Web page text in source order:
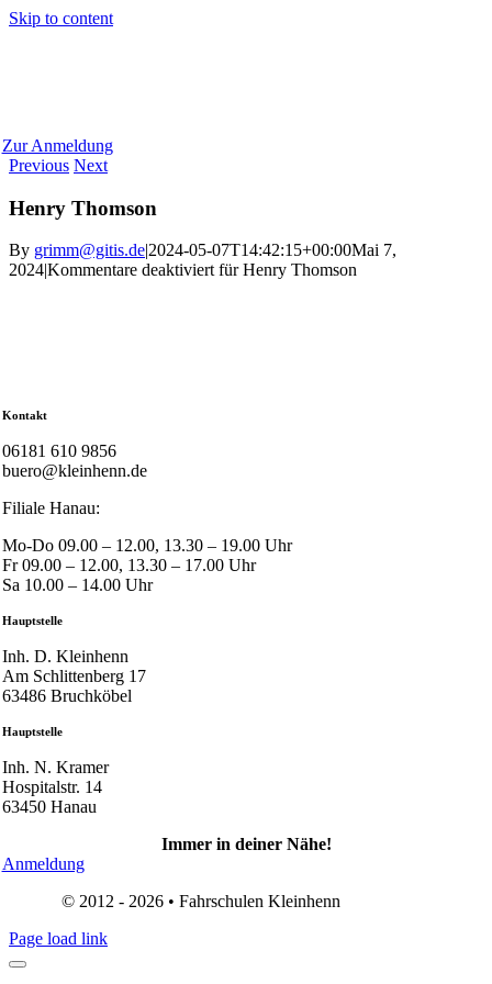
Skip to content
Zur Anmeldung
Previous Next
Henry Thomson
By grimm@gitis.de|2024-05-07T14:42:15+00:00Mai 7,
2024|Kommentare deaktiviertfür Henry Thomson
Kontakt
06181 610 9856
buero@kleinhenn.de
Filiale Hanau:
Mo-Do 09.00 – 12.00, 13.30 – 19.00 Uhr
Fr 09.00 – 12.00, 13.30 – 17.00 Uhr
Sa 10.00 – 14.00 Uhr
Hauptstelle
Inh. D. Kleinhenn
Am Schlittenberg 17
63486 Bruchköbel
Hauptstelle
Inh. N. Kramer
Hospitalstr. 14
63450 Hanau
Immer in deiner Nähe!
Anmeldung
© 2012 - 2026 • Fahrschulen Kleinhenn
Page load link